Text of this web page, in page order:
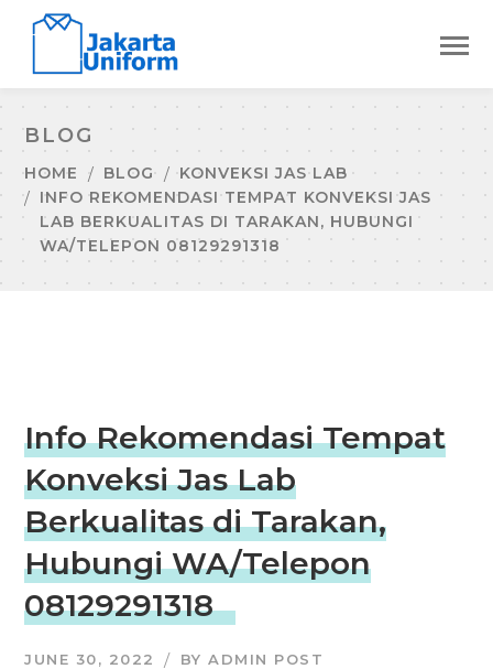
BLOG
HOME BLOG
KONVEKSI JAS LAB
INFO REKOMENDASI TEMPAT KONVEKSI JAS
LAB BERKUALITAS DI TARAKAN, HUBUNGI
WA/TELEPON 08129291318
Info Rekomendasi Tempat
Konveksi Jas Lab
Berkualitas di Tarakan,
Hubungi WA/Telepon
08129291318
JUNE 30, 2022 BYADMIN POST